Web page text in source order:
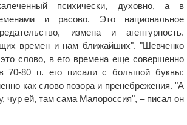
психически, духовно, а в
и расово. Это национальное
измена и агентурность.
времен и нам ближайших". "Шевченко
слово, в его времена еще совершенно
70-80 гг. его писали с большой буквы:
как слово позора и пренебрежения. "А
чур ей, там сама Малороссия", – писал он